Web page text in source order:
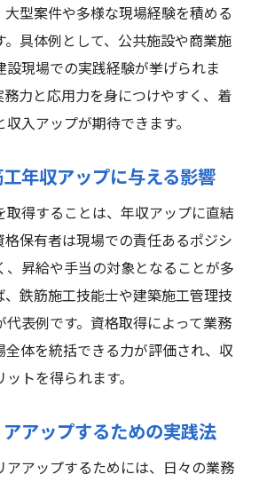
型案件や多様な現場経験を積める
具体例として、公共施設や商業施
現場での実践経験が挙げられま
力と応用力を身につけやすく、着
入アップが期待できます。
年収アップに与える影響
得することは、年収アップに直結
格保有者は現場での責任あるポジシ
、昇給や手当の対象となることが多
、鉄筋施工技能士や建築施工管理技
表例です。資格取得によって業務
体を統括できる力が評価され、収
トを得られます。
アップするための実践法
アアップするためには、日々の業務